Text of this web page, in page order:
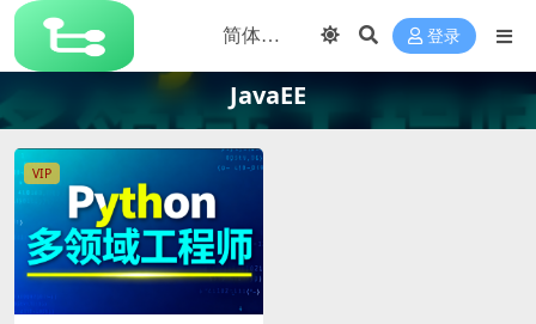
登录
JavaEE
VIP